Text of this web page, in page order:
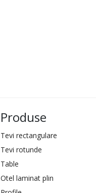
Produse
Tevi rectangulare
Tevi rotunde
Table
Otel laminat plin